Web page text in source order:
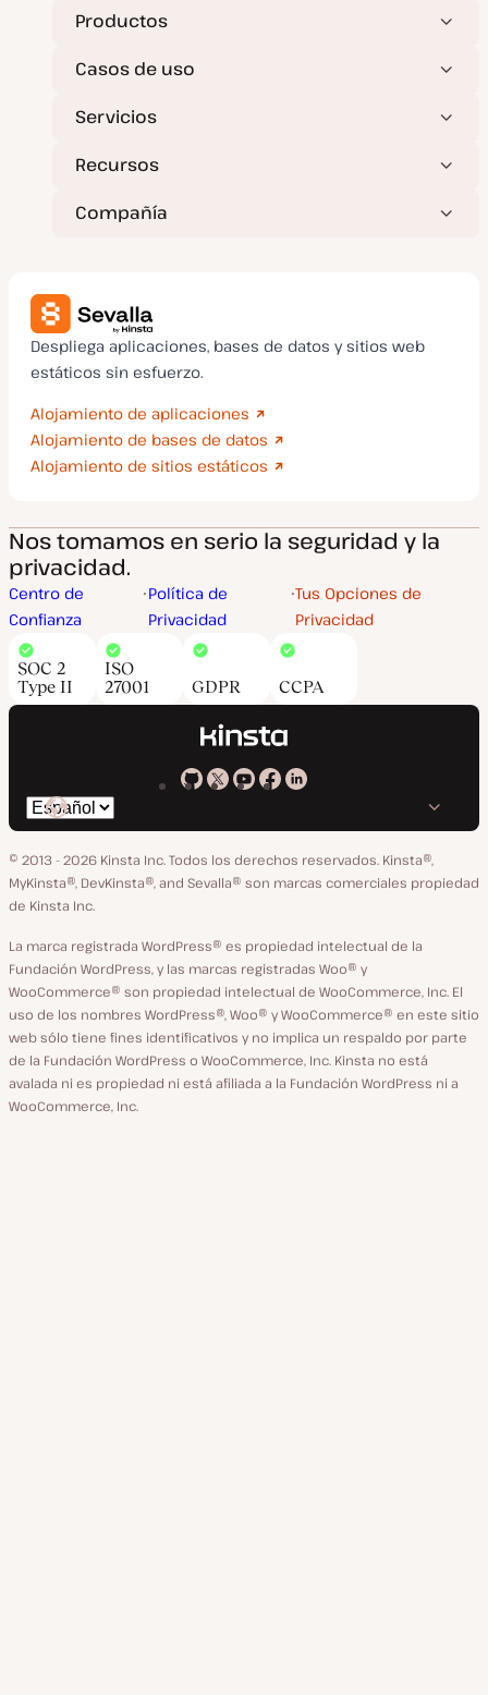
t
Productos
Casos de uso
Servicios
Recursos
Compañía
Despliega aplicaciones, bases de datos y sitios web
estáticos sin esfuerzo.
Alojamiento de aplicaciones
Alojamiento de bases de datos
Alojamiento de sitios estáticos
Nos tomamos en serio la seguridad y la
privacidad.
Centro de
Confianza
Política de
Privacidad
Tus Opciones de
Privacidad
SOC 2
Type II
ISO
27001
GDPR CCPA
Kinsta
GitHub
Kinsta
X
Kinsta
YouTube
Kinsta
Facebook
Kinsta
LinkedIn
Cambiar
idioma
© 2013 - 2026 Kinsta Inc. Todos los derechos reservados. Kinsta®,
MyKinsta®, DevKinsta®, and Sevalla® son marcas comerciales propiedad
de Kinsta Inc.
La marca registrada WordPress® es propiedad intelectual de la
Fundación WordPress, y las marcas registradas Woo® y
WooCommerce® son propiedad intelectual de WooCommerce, Inc. El
uso de los nombres WordPress®, Woo® y WooCommerce® en este sitio
web sólo tiene fines identificativos y no implica un respaldo por parte
de la Fundación WordPress o WooCommerce, Inc. Kinsta no está
avalada ni es propiedad ni está afiliada a la Fundación WordPress ni a
WooCommerce, Inc.